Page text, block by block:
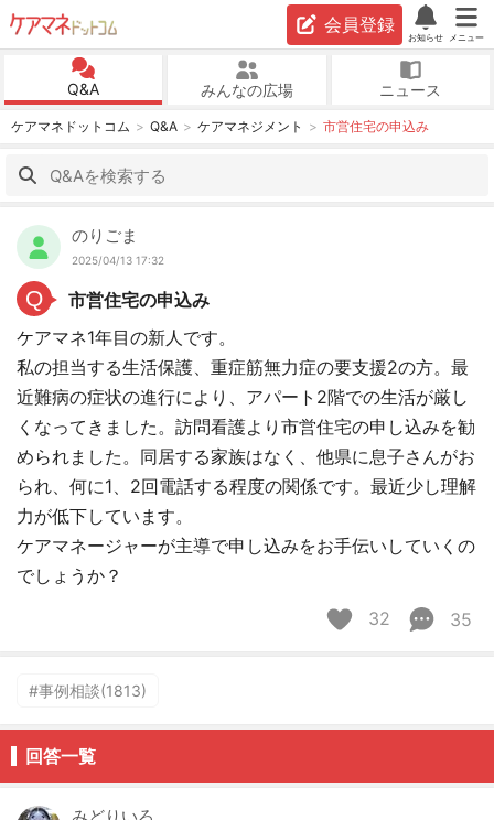
会員登録
お知らせ メニュー
Q&A みんなの広場 ニュース
ケアマネドットコム Q&A ケアマネジメント 市営住宅の申込み
のりごま
2025/04/13 17:32
Q
市営住宅の申込み
ケアマネ1年目の新人です。
私の担当する生活保護、重症筋無力症の要支援2の方。最
近難病の症状の進行により、アパート2階での生活が厳し
くなってきました。訪問看護より市営住宅の申し込みを勧
められました。同居する家族はなく、他県に息子さんがお
られ、何に1、2回電話する程度の関係です。最近少し理解
力が低下しています。
ケアマネージャーが主導で申し込みをお手伝いしていくの
でしょうか？
32
35
#事例相談(1813)
回答一覧